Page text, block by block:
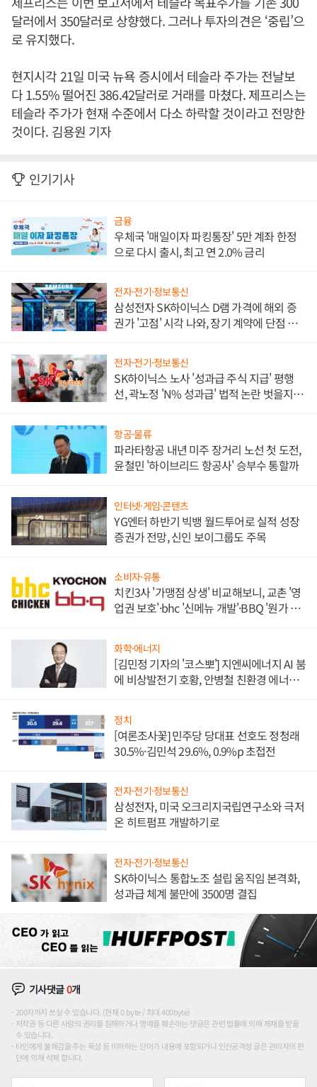
달러에서 350달러로 상향했다. 그러나 투자의견은 ‘중립’으
로 유지했다.
현지시각 21일 미국 뉴욕 증시에서 테슬라 주가는 전날보
다 1.55% 떨어진 386.42달러로 거래를 마쳤다. 제프리스는
테슬라 주가가 현재 수준에서 다소 하락할 것이라고 전망한
것이다. 김용원 기자
인기기사
금융
우체국 '매일이자 파킹통장' 5만 계좌 한정
으로 다시 출시, 최고 연 2.0% 금리
전자·전기·정보통신
삼성전자 SK하이닉스 D램 가격에 해외 증
권가 '고점' 시각 나와, 장기 계약에 단점 부
전자·전기·정보통신
SK하이닉스 노사 '성과급 주식 지급' 평행
선, 곽노정 'N% 성과급' 법적 논란 벗을지 주
항공·물류
파라타항공 내년 미주 장거리 노선 첫 도전,
윤철민 '하이브리드 항공사' 승부수 통할까
인터넷·게임·콘텐츠
YG엔터 하반기 빅뱅 월드투어로 실적 성장
증권가 전망, 신인 보이그룹도 주목
소비자·유통
치킨3사 '가맹점 상생' 비교해보니, 교촌 '영
업권 보호'·bhc '신메뉴 개발'·BBQ '원가 부
화학·에너지
[김민정 기자의 '코스뽀'] 지엔씨에너지 AI 붐
에 비상발전기 호황, 안병철 친환경 에너지
정치
[여론조사꽃] 민주당 당대표 선호도 정청래
30.5%·김민석 29.6%, 0.9%p 초접전
전자·전기·정보통신
삼성전자, 미국 오크리지국립연구소와 극저
온 히트펌프 개발하기로
전자·전기·정보통신
SK하이닉스 통합노조 설립 움직임 본격화,
성과급 체계 불만에 3500명 결집
기사댓글0개
200자까지 쓰실 수 있습니다. (현재 0 byte / 최대 400byte)
저작권 등 다른 사람의 권리를 침해하거나 명예를 훼손하는 댓글은 관련 법률에 의해 제재를 받을
수 있습니다.
타인에게 불쾌감을 주는 욕설 등 비하하는 단어가 내용에 포함되거나 인신공격성 글은 관리자의 판
단에 의해 삭제 합니다.